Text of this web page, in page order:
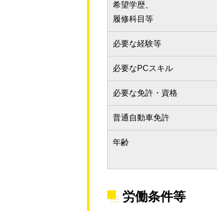
希望学歴、
履修科目等
必要な経験等
必要なPCスキル
必要な免許・資格
普通自動車免許
年齢
労働条件等